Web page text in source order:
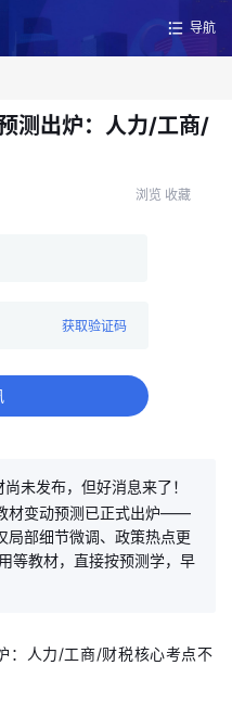
导航
测出炉：人力/工商/
浏览 收藏
获取验证码
未发布，但好消息来了！
材变动预测已正式出炉——
局部细节微调、政策热点更
等教材，直接按预测学，早